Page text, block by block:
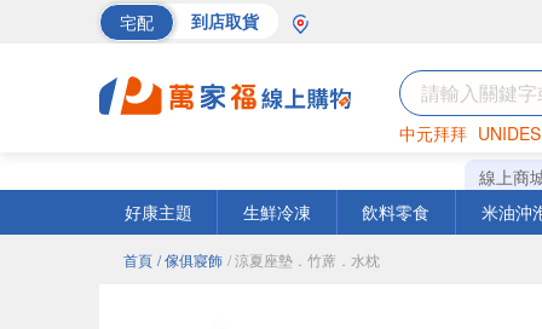
宅配 到店取貨
中元拜拜
罐頭 海苔
線上商
好康主題
生鮮冷凍 飲料零食 米油沖
首頁 / 傢俱寢飾 / 涼夏座墊．竹蓆．水枕